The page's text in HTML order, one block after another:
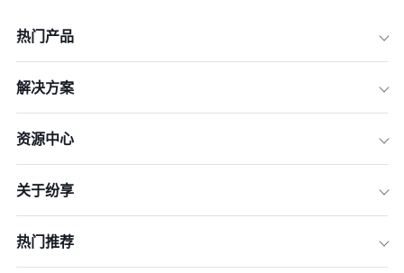
热门产品
解决方案
资源中心
关于纷享
热门推荐